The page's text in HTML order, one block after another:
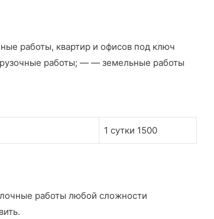
работы, квартир и офисов под ключ
работы; — — земельные работы
1 сутки 1500
работы любой сложности